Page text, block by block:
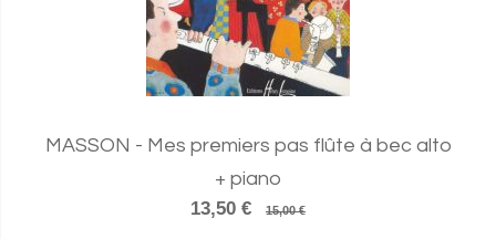
MASSON - Mes premiers pas flûte à bec alto
+ piano
13,50 €
15,00 €